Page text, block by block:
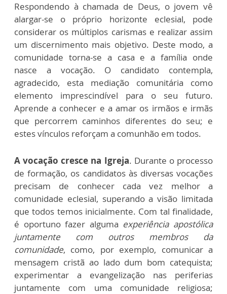
Respondendo à chamada de Deus, o jovem vê
alargar-se o próprio horizonte eclesial, pode
considerar os múltiplos carismas e realizar assim
um discernimento mais objetivo. Deste modo, a
comunidade torna-se a casa e a família onde
nasce a vocação. O candidato contempla,
agradecido, esta mediação comunitária como
elemento imprescindível para o seu futuro.
Aprende a conhecer e a amar os irmãos e irmãs
que percorrem caminhos diferentes do seu; e
estes vínculos reforçam a comunhão em todos.
A vocação cresce na Igreja. Durante o processo
de formação, os candidatos às diversas vocações
precisam de conhecer cada vez melhor a
comunidade eclesial, superando a visão limitada
que todos temos inicialmente. Com tal finalidade,
é oportuno fazer alguma experiência apostólica
juntamente com outros membros da
comunidade, como, por exemplo, comunicar a
mensagem cristã ao lado dum bom catequista;
experimentar a evangelização nas periferias
juntamente com uma comunidade religiosa;